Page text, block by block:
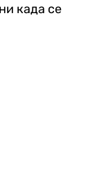
када се